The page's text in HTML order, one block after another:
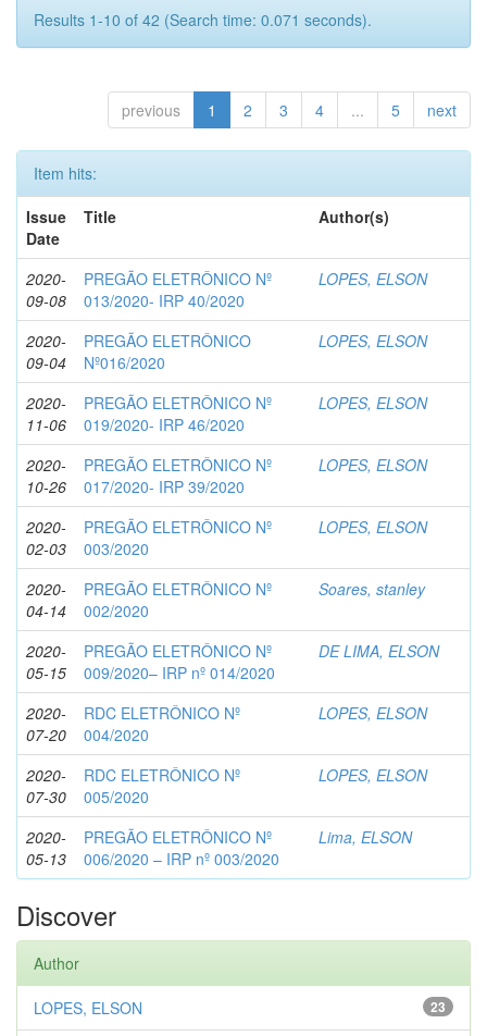
Results 1-10 of 42 (Search time: 0.071 seconds).
previous 1 2 3 4 ... 5 next
Item hits:
Issue
Date
Title Author(s)
2020-
09-08
PREGÃO ELETRÔNICO Nº
013/2020- IRP 40/2020
LOPES, ELSON
2020-
09-04
PREGÃO ELETRÔNICO
Nº016/2020
LOPES, ELSON
2020-
11-06
PREGÃO ELETRÔNICO Nº
019/2020- IRP 46/2020
LOPES, ELSON
2020-
10-26
PREGÃO ELETRÔNICO Nº
017/2020- IRP 39/2020
LOPES, ELSON
2020-
02-03
PREGÃO ELETRÔNICO Nº
003/2020
LOPES, ELSON
2020-
04-14
PREGÃO ELETRÔNICO Nº
002/2020
Soares, stanley
2020-
05-15
PREGÃO ELETRÔNICO Nº
009/2020– IRP nº 014/2020
DE LIMA, ELSON
2020-
07-20
RDC ELETRÔNICO Nº
004/2020
LOPES, ELSON
2020-
07-30
RDC ELETRÔNICO Nº
005/2020
LOPES, ELSON
2020-
05-13
PREGÃO ELETRÔNICO Nº
006/2020 – IRP nº 003/2020
Lima, ELSON
Discover
Author
23
LOPES, ELSON